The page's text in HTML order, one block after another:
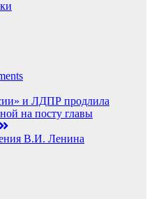
и ЛДПР продлила
на посту главы
В.И. Ленина